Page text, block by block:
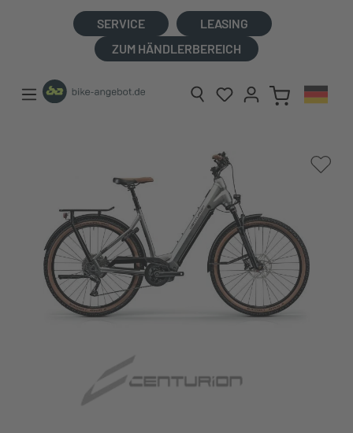
SERVICE
LEASING
ZUM HÄNDLERBEREICH